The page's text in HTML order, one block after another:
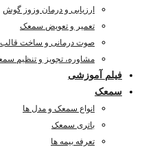
ارزیابی و درمان وزوز گوش
تعمیر و تعویض سمعک
صوت درمانی و ساخت
مشاوره، تجویز و تنظیم
فیلم آموزشی
سمعک
انواع سمعک و مدل ها
باتری سمعک
تعرفه بیمه ها